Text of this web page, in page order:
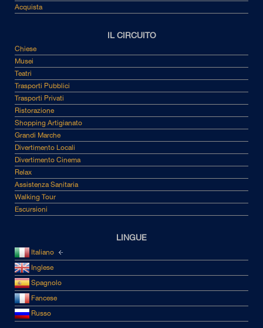
Acquista
IL CIRCUITO
Chiese
Musei
Teatri
Trasporti Pubblici
Trasporti Privati
Ristorazione
Shopping Artigianato
Grandi Marche
Divertimento Locali
Divertimento Cinema
Relax
Assistenza Sanitaria
Walking Tour
Escursioni
LINGUE
Italiano
Inglese
Spagnolo
Fancese
Russo